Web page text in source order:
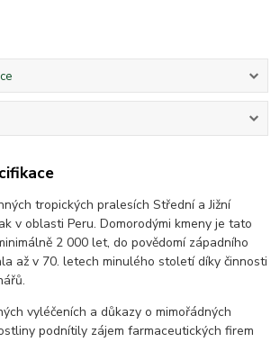
tropických pralesích Střední a Jižní
v oblasti Peru. Domorodými kmeny je tato
2 000 let, do povědomí západního
až v 70. letech minulého století díky činnosti
vyléčeních a důkazy o mimořádných
podnítily zájem farmaceutických firem